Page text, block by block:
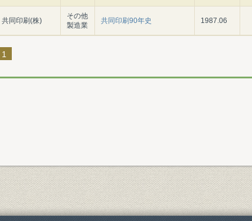
共同印刷(株)
その他
製造業
共同印刷90年史 1987.06
1